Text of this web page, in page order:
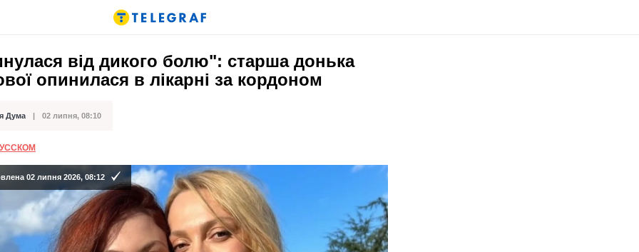
від дикого болю": старша донька
опинилася в лікарні за кордоном
Дума 02 липня, 08:10
02 липня 2026, 08:12